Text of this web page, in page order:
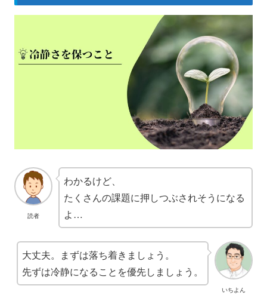
読者
わかるけど、
たくさんの課題に押しつぶされそうになる
よ…
いちよん
大丈夫。まずは落ち着きましょう。
先ずは冷静になることを優先しましょう。